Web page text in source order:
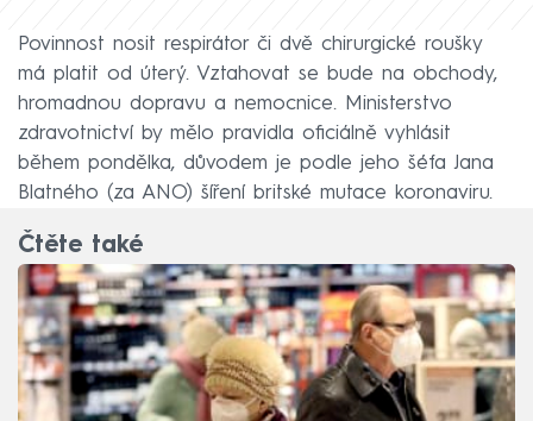
Povinnost nosit respirátor či dvě chirurgické roušky
má platit od úterý. Vztahovat se bude na obchody,
hromadnou dopravu a nemocnice. Ministerstvo
zdravotnictví by mělo pravidla oficiálně vyhlásit
během pondělka, důvodem je podle jeho šéfa Jana
Blatného (za ANO) šíření britské mutace koronaviru.
Čtěte také